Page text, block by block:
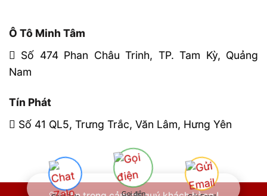
Ô Tô Minh Tâm
Số 474 Phan Châu Trinh, TP. Tam Kỳ, Quảng
Nam
Tín Phát
Số 41 QL5, Trưng Trắc, Văn Lâm, Hưng Yên
Gọi điện